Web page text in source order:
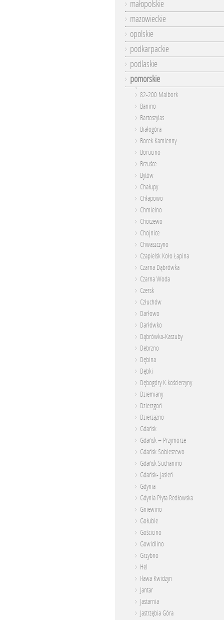
małopolskie
mazowieckie
opolskie
podkarpackie
podlaskie
pomorskie
82-200 Malbork
Banino
Bartoszylas
Białogóra
Borek Kamienny
Borucino
Brzuśce
Bytów
Chałupy
Chłapowo
Chmielno
Choczewo
Chojnice
Chwaszczyno
Czapielsk Koło Łapina
Czarna Dąbrówka
Czarna Woda
Czersk
Człuchów
Darłowo
Darłówko
Dąbrówka-Kaszuby
Debrzno
Dębina
Dębki
Dębogóry K.kościerzyny
Dziemiany
Dzierzgoń
Dzierżążno
Gdańsk
Gdańsk – Przymorze
Gdańsk Sobieszewo
Gdańsk Suchanino
Gdańsk- Jasień
Gdynia
Gdynia Płyta Redłowska
Gniewino
Gołubie
Gościcino
Gowidlino
Grzybno
Hel
Iława Kwidzyn
Jantar
Jastarnia
Jastrzębia Góra